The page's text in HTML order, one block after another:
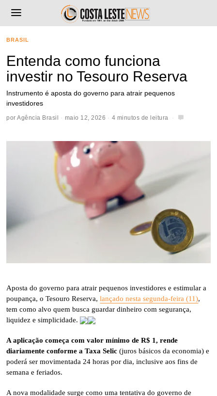
BRASIL
Entenda como funciona
investir no Tesouro Reserva
Instrumento é aposta do governo para atrair pequenos
investidores
porAgência Brasil maio 12, 2026 4 minutos de leitura
Aposta do governo para atrair pequenos investidores e estimular a
poupança, o Tesouro Reserva,lançado nesta segunda-feira (11),
tem como alvo quem busca guardar dinheiro com segurança,
liquidez e simplicidade.
A aplicação começa com valor mínimo de R$ 1, rende
diariamente conforme a Taxa Selic (juros básicos da economia) e
poderá ser movimentada 24 horas por dia, inclusive aos fins de
semana e feriados.
A nova modalidade surge como uma tentativa do governo de